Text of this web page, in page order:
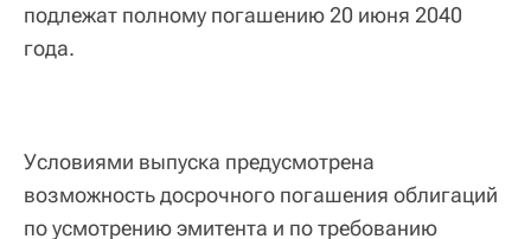
подлежат полному погашению 20 июня 2040
года.
Условиями выпуска предусмотрена
возможность досрочного погашения облигаций
по усмотрению эмитента и по требованию